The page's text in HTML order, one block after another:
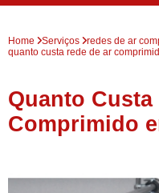
Home Serviços redes de ar
quanto custa rede de ar
Quanto Custa
Comprimido